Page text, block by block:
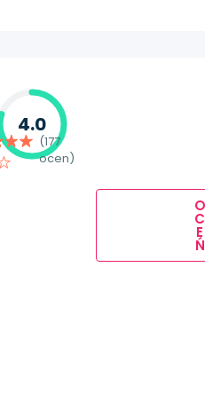
4.0
(177
ocen)
O
C
E
Ń